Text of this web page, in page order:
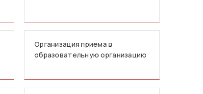
Организация приема в
образовательную организацию